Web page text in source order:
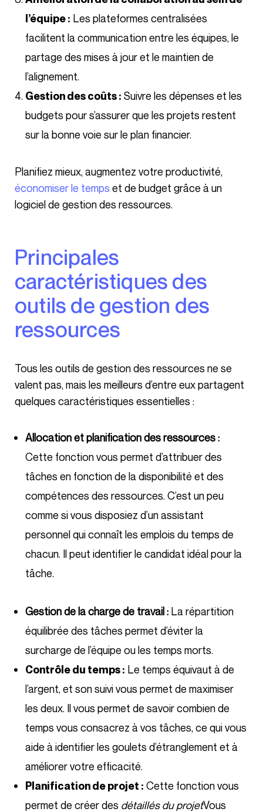
l’équipe : Les plateformes centralisées
facilitent la communication entre les équipes, le
partage des mises à jour et le maintien de
l’alignement.
Gestion des coûts : Suivre les dépenses et les
budgets pour s’assurer que les projets restent
sur la bonne voie sur le plan financier.
Planifiez mieux, augmentez votre productivité,
économiser le temps et de budget grâce à un
logiciel de gestion des ressources.
Principales
caractéristiques des
outils de gestion des
ressources
Tous les outils de gestion des ressources ne se
valent pas, mais les meilleurs d’entre eux partagent
quelques caractéristiques essentielles :
Allocation et planification des ressources :
Cette fonction vous permet d’attribuer des
tâches en fonction de la disponibilité et des
compétences des ressources. C’est un peu
comme si vous disposiez d’un assistant
personnel qui connaît les emplois du temps de
chacun. Il peut identifier le candidat idéal pour la
tâche.
Gestion de la charge de travail : La répartition
équilibrée des tâches permet d’éviter la
surcharge de l’équipe ou les temps morts.
Contrôle du temps : Le temps équivaut à de
l’argent, et son suivi vous permet de maximiser
les deux. Il vous permet de savoir combien de
temps vous consacrez à vos tâches, ce qui vous
aide à identifier les goulets d’étranglement et à
améliorer votre efficacité.
Planification de projet : Cette fonction vous
permet de créer des détaillés du projetVous